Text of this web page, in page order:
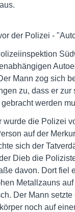
der Polizei -
Mann zog sich
zu, dass er
werden
wurde die Polizei
auf der
sich der
Dieb die
davon. Dort fiel
Metallzauns
Der Mann
noch auf